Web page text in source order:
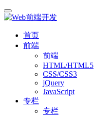
首页
前端
前端
HTML/HTML5
CSS/CSS3
jQuery
JavaScript
专栏
专栏